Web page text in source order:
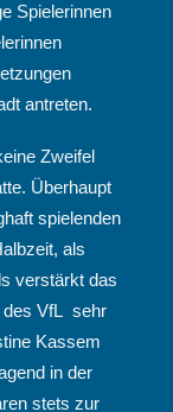
Spielerinnen
antreten.
Zweifel
Überhaupt
spielenden
als
verstärkt das
des VfL sehr
Kassem
in der
stets zur